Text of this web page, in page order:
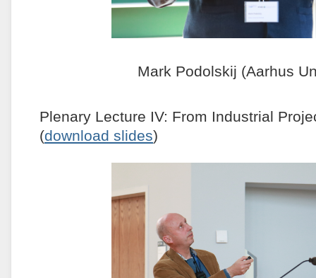
Mark Podolskij (Aarhus
Plenary Lecture IV: From Industrial
(download slides)